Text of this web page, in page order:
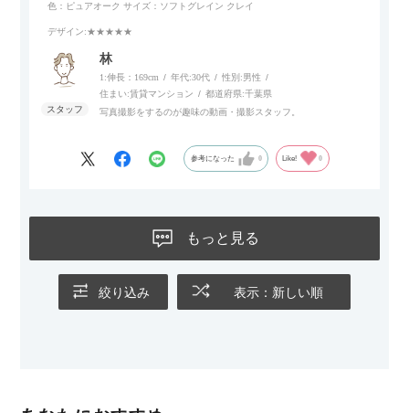
す。
色：ピュアオーク サイズ：ソフトグレイン クレイ
デザイン:★★★★★
林
1:伸長：169cm 年代:30代 性別:男性
住まい:賃貸マンション 都道府県:千葉県
写真撮影をするのが趣味の動画・撮影スタッフ。
参考になった 0 Like! 0
もっと見る
絞り込み 表示：新しい順